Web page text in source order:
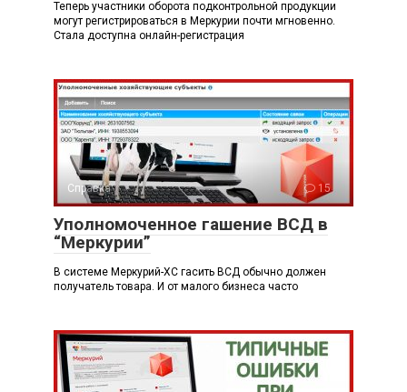
Теперь участники оборота подконтрольной продукции
могут регистрироваться в Меркурии почти мгновенно.
Стала доступна онлайн-регистрация
Справка 15
Уполномоченное гашение ВСД в
“Меркурии”
В системе Меркурий-ХС гасить ВСД обычно должен
получатель товара. И от малого бизнеса часто